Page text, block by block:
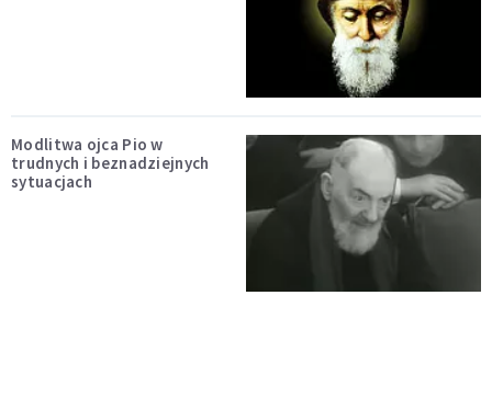
Modlitwa ojca Pio w
trudnych i beznadziejnych
sytuacjach